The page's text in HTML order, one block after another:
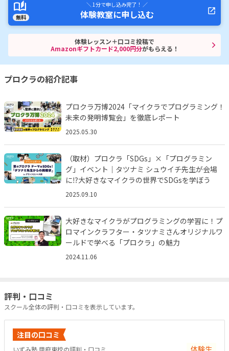
無料
＼ 1分で申し込み完了！ ／
体験教室に申し込む
体験レッスン＋口コミ投稿で
Amazonギフトカード2,000円分がもらえる！
プロクラの紹介記事
プロクラ万博2024「マイクラでプログラミング！
未来の発明博覧会」を徹底レポート
2025.05.30
（取材）プロクラ「SDGs」×「プログラミン
グ」イベント｜タツナミ シュウイチ先生が会場
に⁉︎大好きなマイクラの世界でSDGsを学ぼう
2025.09.10
大好きなマイクラがプログラミングの学習に！プ
ロマインクラフター・タツナミさんオリジナルワ
ールドで学べる「プロクラ」の魅力
2024.11.06
評判・口コミ
スクール全体の評判・口コミを表示しています。
注目の口コミ
いずみ塾 甲府東校の評判・口コミ